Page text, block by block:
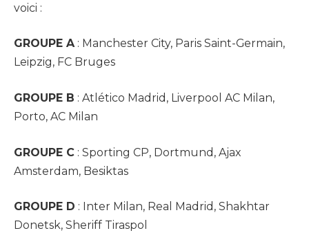
voici :
GROUPE A: Manchester City, Paris Saint-Germain,
Leipzig, FC Bruges
GROUPE B : Atlético Madrid, Liverpool AC Milan,
Porto, AC Milan
GROUPE C : Sporting CP, Dortmund, Ajax
Amsterdam, Besiktas
GROUPE D : Inter Milan, Real Madrid, Shakhtar
Donetsk, Sheriff Tiraspol